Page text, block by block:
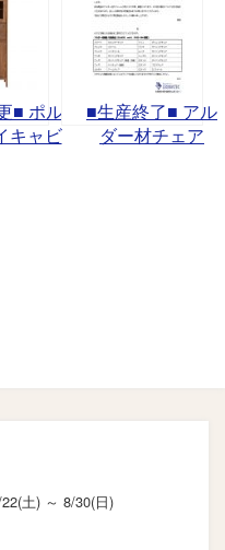
■ ポル
キャビ
■生産終了■ アル
ダー材チェア
土) ～ 8/30(日)